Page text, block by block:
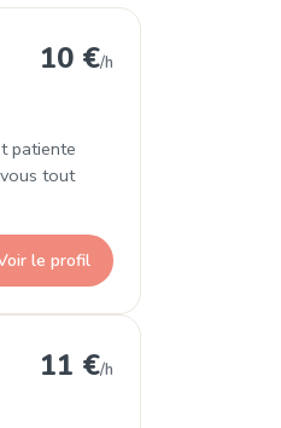
10 €/h
patiente
tout
le profil
11 €/h